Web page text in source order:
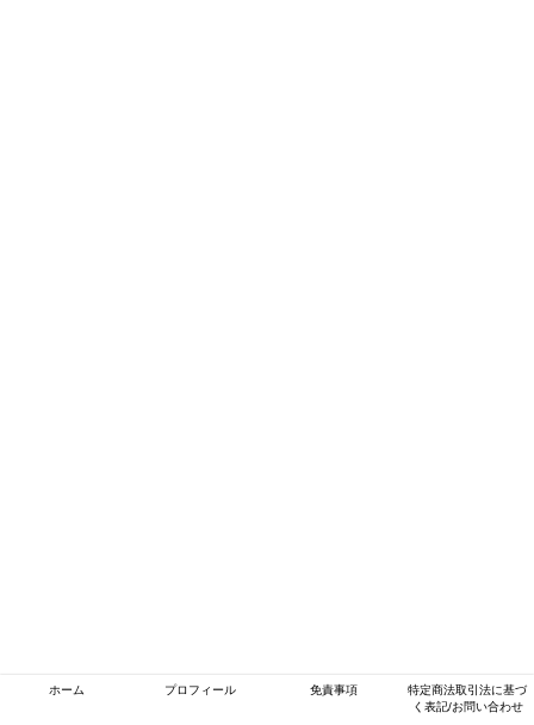
ホーム プロフィール 免責事項
特定商法取引法に基づ
く表記/お問い合わせ